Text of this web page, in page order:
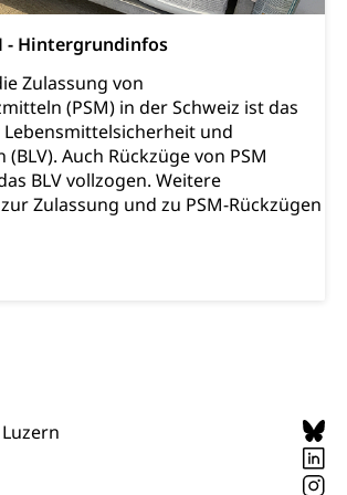
- Hintergrundinfos
Zulassung von
(PSM) in der Schweiz ist das
und
Auch Rückzüge von PSM
BLV vollzogen. Weitere
Zulassung und zu PSM-Rückzügen
Offene Sporthallen
Gesundheitsförderung
Jugend+Sport
Freiwilliger Schulsport
Sportförderung
Wildtiere, Veterinärmedizin,
Tierschutz
und Bienen
Veterinärdienst
Wildtiere
Testament, Erbrecht,
Todesanzeige,
Erben, Erbenliste
Todesbescheinigung
Wehrpflichtersatzabgabe